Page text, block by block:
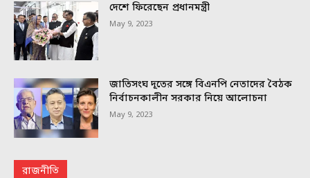
দেশে ফিরেছেন প্রধানমন্ত্রী
May 9, 2023
জাতিসংঘ দূতের সঙ্গে বিএনপি নেতাদের বৈঠক
নির্বাচনকালীন সরকার নিয়ে আলোচনা
May 9, 2023
রাজনীতি